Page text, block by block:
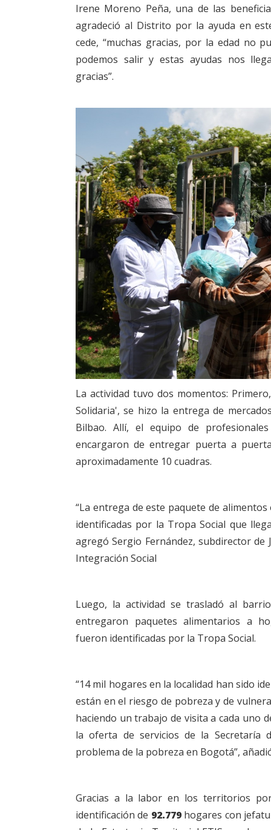
Irene Moreno Peña, una de las
agradeció al Distrito por la ayuda en
cede, “muchas gracias, por la edad no
podemos salir y estas ayudas nos
gracias”.
La actividad tuvo dos momentos:
Solidaria', se hizo la entrega de
Bilbao. Allí, el equipo de
encargaron de entregar puerta a
aproximadamente 10 cuadras.
“La entrega de este paquete de
identificadas por la Tropa Social que
agregó Sergio Fernández, subdirector de
Integración Social
Luego, la actividad se trasladó al
entregaron paquetes alimentarios a
fueron identificadas por la Tropa Social.
“14 mil hogares en la localidad han sido
están en el riesgo de pobreza y de
haciendo un trabajo de visita a cada uno
la oferta de servicios de la Secretaría
problema de la pobreza en Bogotá”,
Gracias a la labor en los territorios
identificación de 92.779 hogares con